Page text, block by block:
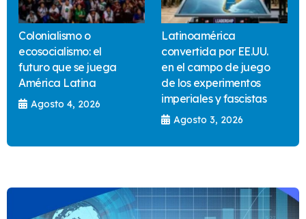
Colonialismo o
ecosocialismo: el
futuro que se juega
América Latina
Agosto 4, 2026
Latinoamérica
convertida por EE.UU.
en el campo de juego
de los experimentos
imperiales y fascistas
Agosto 3, 2026